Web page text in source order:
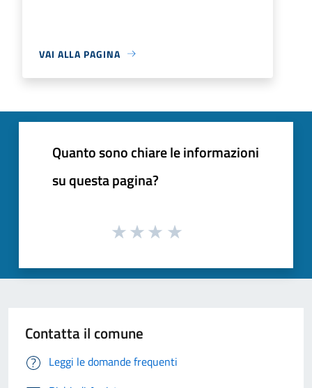
VAI ALLA PAGINA
Quanto sono chiare le informazioni
su questa pagina?
Contatta il comune
Leggi le domande frequenti